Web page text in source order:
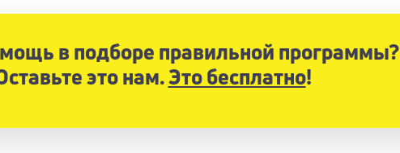
в подборе правильной программы?
это нам.Это бесплатно!